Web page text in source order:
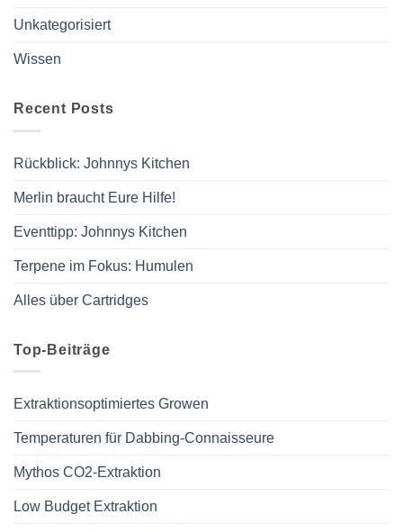
Unkategorisiert
Wissen
Recent Posts
Rückblick: Johnnys Kitchen
Merlin braucht Eure Hilfe!
Eventtipp: Johnnys Kitchen
Terpene im Fokus: Humulen
Alles über Cartridges
Top-Beiträge
Extraktionsoptimiertes Growen
Temperaturen für Dabbing-Connaisseure
Mythos CO2-Extraktion
Low Budget Extraktion